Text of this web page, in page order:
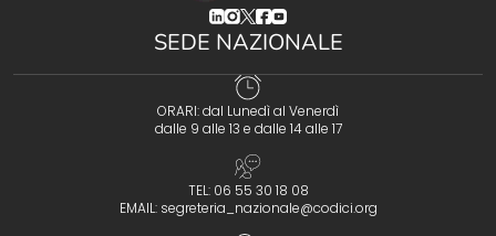
(opens in a new tab)
(opens in a new tab)
(opens in a new tab)
(opens in a new tab)
(opens in a new tab)
SEDE NAZIONALE
ORARI: dal Lunedì al Venerdì
dalle 9 alle 13 e dalle 14 alle 17
TEL: 06 55 30 18 08
EMAIL: segreteria_nazionale@codici.org